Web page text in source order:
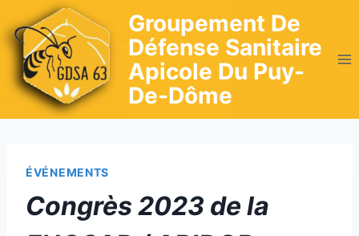
to
content
Groupement De
Défense Sanitaire
Apicole Du Puy-
De-Dôme
ÉVÉNEMENTS
Congrès 2023 de la